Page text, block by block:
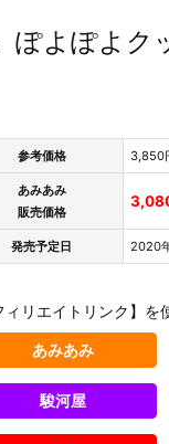
よぽよク
参考価格 3,850
あみあみ
販売価格
発売予定日 2020
ィリエイトリンク】を
あみあみ
駿河屋
ル
【TFD】ねん
ニー』The Fi
rst Descend
ant デフォル
メ可動フィギ
ュア予約【マ